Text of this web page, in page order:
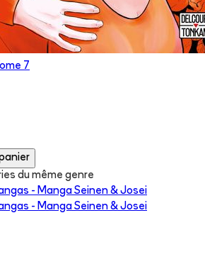
7
du même genre
- Manga Seinen & Josei
- Manga Seinen & Josei